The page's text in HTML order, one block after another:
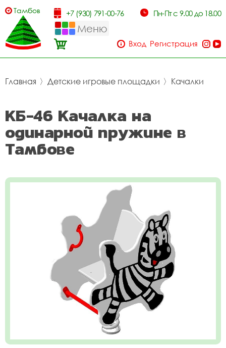
Тамбов +7 (930) 791-00-76 Пн-Пт с 9.00 до 18.00
Меню
Вход Регистрация
Главная 〉 Детские игровые площадки 〉 Качалки
КБ-46 Качалка на
одинарной пружине в
Тамбове